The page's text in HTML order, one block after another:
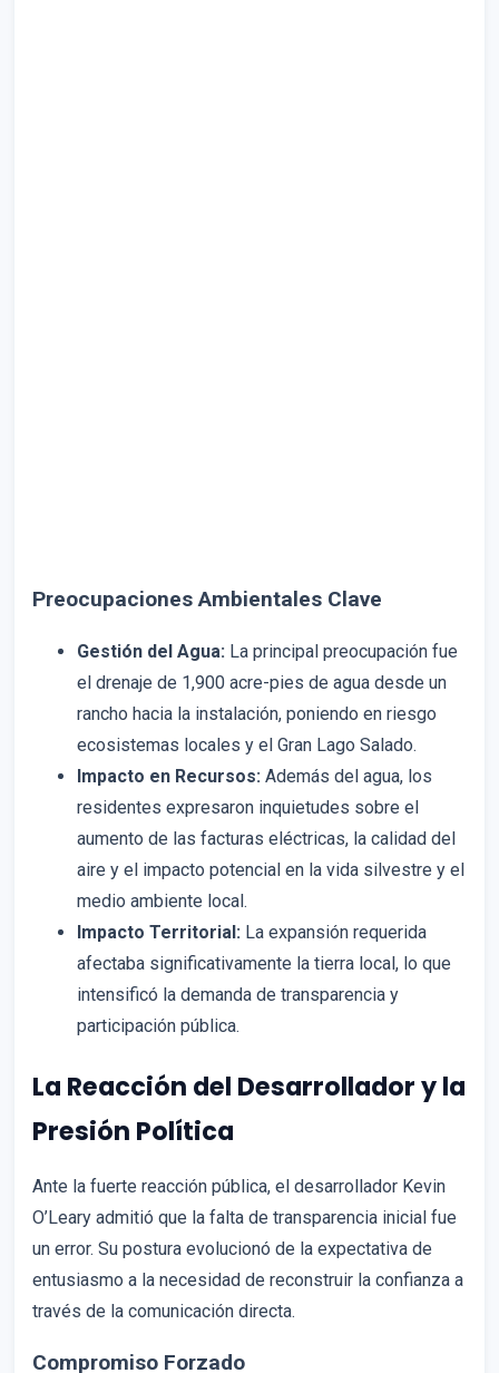
Preocupaciones Ambientales Clave
Gestión del Agua: La principal preocupación fue
el drenaje de 1,900 acre-pies de agua desde un
rancho hacia la instalación, poniendo en riesgo
ecosistemas locales y el Gran Lago Salado.
Impacto en Recursos: Además del agua, los
residentes expresaron inquietudes sobre el
aumento de las facturas eléctricas, la calidad del
aire y el impacto potencial en la vida silvestre y el
medio ambiente local.
Impacto Territorial: La expansión requerida
afectaba significativamente la tierra local, lo que
intensificó la demanda de transparencia y
participación pública.
La Reacción del Desarrollador y la
Presión Política
Ante la fuerte reacción pública, el desarrollador Kevin
O’Leary admitió que la falta de transparencia inicial fue
un error. Su postura evolucionó de la expectativa de
entusiasmo a la necesidad de reconstruir la confianza a
través de la comunicación directa.
Compromiso Forzado